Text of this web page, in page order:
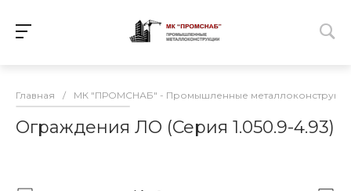
Главная / МК "ПРОМСНАБ" - Промышленные
Ограждения ЛО (Серия 1.050.9-4.93)